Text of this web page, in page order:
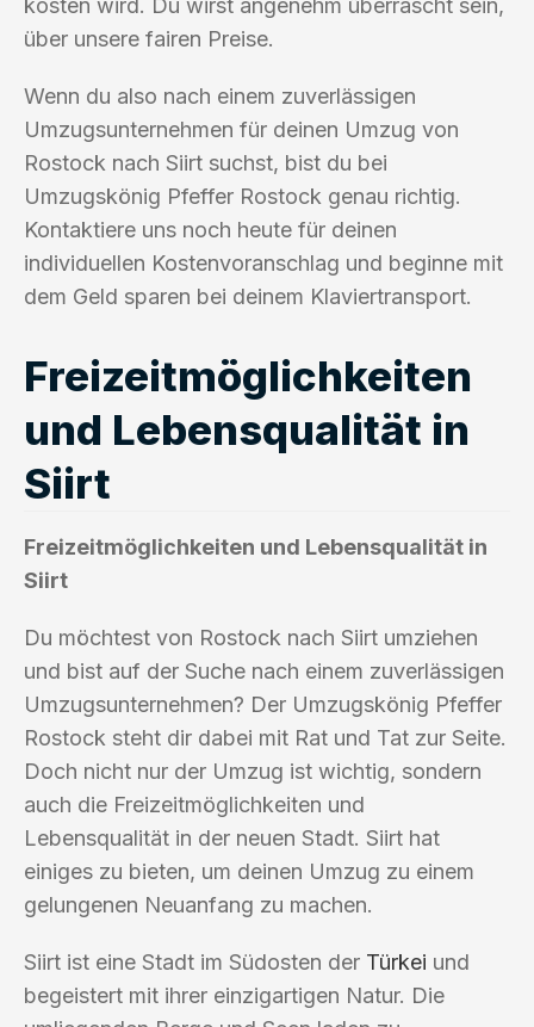
kosten wird. Du wirst angenehm überrascht sein,
über unsere fairen Preise.
Wenn du also nach einem zuverlässigen
Umzugsunternehmen für deinen Umzug von
Rostock nach Siirt suchst, bist du bei
Umzugskönig Pfeffer Rostock genau richtig.
Kontaktiere uns noch heute für deinen
individuellen Kostenvoranschlag und beginne mit
dem Geld sparen bei deinem Klaviertransport.
Freizeitmöglichkeiten
und Lebensqualität in
Siirt
Freizeitmöglichkeiten und Lebensqualität in
Siirt
Du möchtest von Rostock nach Siirt umziehen
und bist auf der Suche nach einem zuverlässigen
Umzugsunternehmen? Der Umzugskönig Pfeffer
Rostock steht dir dabei mit Rat und Tat zur Seite.
Doch nicht nur der Umzug ist wichtig, sondern
auch die Freizeitmöglichkeiten und
Lebensqualität in der neuen Stadt. Siirt hat
einiges zu bieten, um deinen Umzug zu einem
gelungenen Neuanfang zu machen.
Siirt ist eine Stadt im Südosten der Türkei und
begeistert mit ihrer einzigartigen Natur. Die